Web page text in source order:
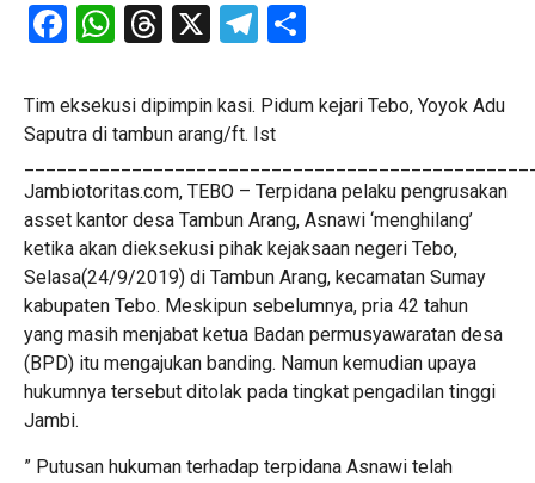
Facebook
WhatsApp
Threads
X Telegram
Tim eksekusi dipimpin kasi. Pidum kejari Tebo, Yoyok Adu
Saputra di tambun arang/ft. Ist
Jambiotoritas.com, TEBO – Terpidana pelaku pengrusakan
asset kantor desa Tambun Arang, Asnawi ‘menghilang’
ketika akan dieksekusi pihak kejaksaan negeri Tebo,
Selasa(24/9/2019) di Tambun Arang, kecamatan Sumay
kabupaten Tebo. Meskipun sebelumnya, pria 42 tahun
yang masih menjabat ketua Badan permusyawaratan desa
(BPD) itu mengajukan banding. Namun kemudian upaya
hukumnya tersebut ditolak pada tingkat pengadilan tinggi
Jambi.
” Putusan hukuman terhadap terpidana Asnawi telah